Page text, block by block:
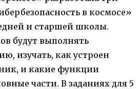
в космосе»
и старшей школы.
будут выполнять
изучать, как устроен
и какие функции
части. В заданиях для 5